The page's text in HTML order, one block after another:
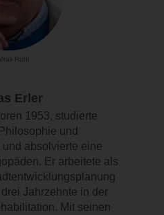
Ruhl
Erler
1953, studierte
und
absolvierte eine
Er arbeitete als
Jahrzehnte in der
Mit seinen